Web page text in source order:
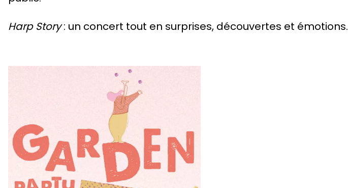
Harp Story: un concert tout en surprises, découvertes et émotions.